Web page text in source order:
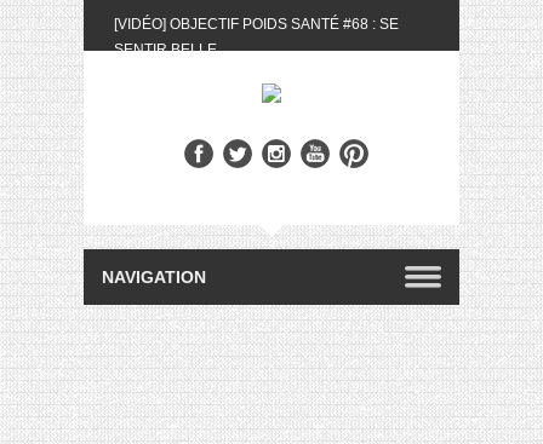
[VIDÉO] OBJECTIF POIDS SANTÉ #68 : SE
SENTIR BELLE
BIOTYFULL BOX DU MOIS DE MAI 2024 FEAT.
[VIDÉO] QUITOQUE #10 : MEAL PREP &
CONVIVIALITÉ
[VIDÉO] UNBOXING : LES MY LITTLE &
BIOTYFULL BOX DU MOIS D’AVRIL 2024
FEAT. AKILA
[VIDÉO] OBJECTIF POIDS SANTÉ #67 : L’AVIS
DES AUTRES, CE N’EST QUE LA VIE DES
AUTRES
[VIDÉO] UNBOXING : LES MY LITTLE &